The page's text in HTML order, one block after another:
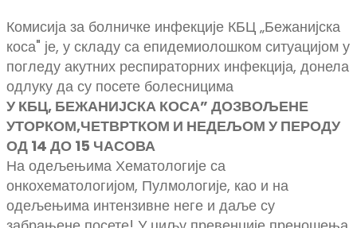
Комисија за болничке инфекције КБЦ „Бежанијска
коса" је, у складу са епидемиолошком ситуацијом у
погледу акутних респираторних инфекција, донела
одлуку да су посете болесницима
У КБЦ, БЕЖАНИЈСКА КОСА” ДОЗВОЉЕНЕ
УТОРКОМ,ЧЕТВРТКОМ И НЕДЕЉОМ У ПЕРОДУ
ОД 14 ДО 15 ЧАСОВА
На одељењима Хематологије са
онкохематологијом, Пулмологије, као и на
одељењима интензивне неге и даље су